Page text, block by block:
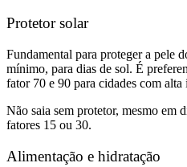
Protetor solar
Fundamental para proteger a pele
mínimo, para dias de sol. É
fator 70 e 90 para cidades com alta
Não saia sem protetor, mesmo em
fatores 15 ou 30.
Alimentação e hidratação